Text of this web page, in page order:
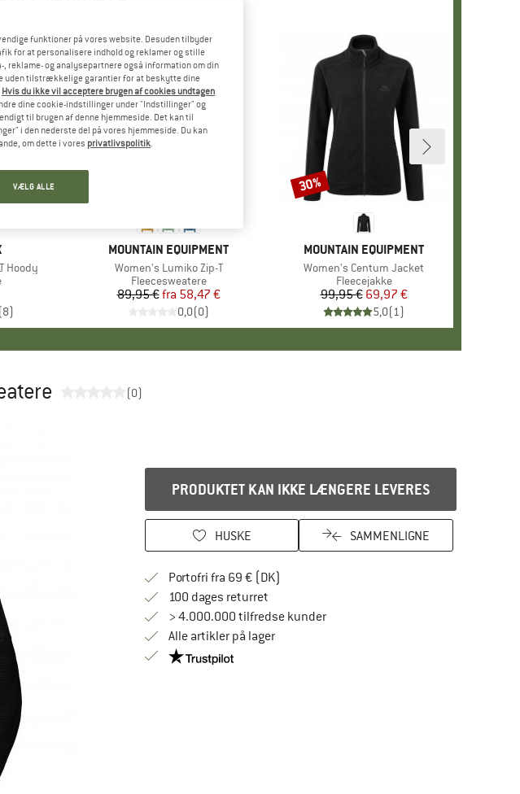
Hoody
(8)
MÆRKE
MOUNTAIN EQUIPMENT
Artikel
Women's Lumiko Zip-T
Produktgruppe
Fleecesweatere
Pris
89,95 € Nedsat pris
fra 58,47 €
0,0(0)
MÆRKE
MOUNTAIN EQUIPMENT
Artikel
Women's Centum Jacket
Produktgruppe
Fleecejakke
Pris
99,95 € Nedsat pris
69,97 €
5,0(1)
Rabat
30%
(0)
PRODUKTET KAN IKKE LÆNGERE LEVERES
HUSKE SAMMENLIGNE
Portofri fra 69 € (DK)
100 dages returretGå til returretten her Åbnes i en infoboks
> 4.000.000 tilfredse kunder
Alle artikler på lager
Vi er Trustpilot-certificeret - oplysningerne får du
funktioner på vores website. Desuden tilbyder
for at personalisere indhold og reklamer og stille
reklame- og analysepartnere også information om din
uden tilstrækkelige garantier for at beskytte dine
Hvis du ikke vil acceptere brugen af cookies undtagen
dine cookie-indstillinger under "Indstillinger" og
til brugen af denne hjemmeside. Det kan til
i den nederste del på vores hjemmeside. Du kan
om dette i vores privatlivspolitik.
VÆLG ALLE